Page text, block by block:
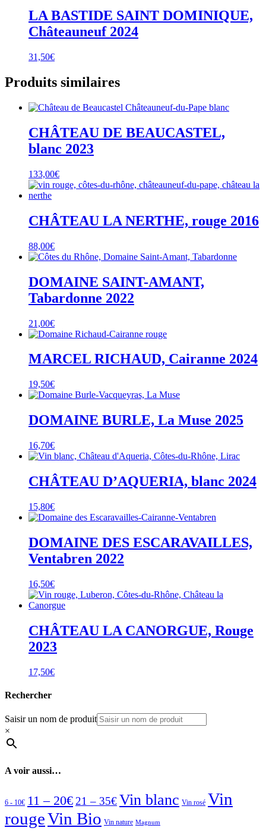
LA BASTIDE SAINT DOMINIQUE,
Châteauneuf 2024
31,50€
Produits similaires
CHÂTEAU DE BEAUCASTEL,
blanc 2023
133,00€
CHÂTEAU LA NERTHE, rouge 2016
88,00€
DOMAINE SAINT-AMANT,
Tabardonne 2022
21,00€
MARCEL RICHAUD, Cairanne 2024
19,50€
DOMAINE BURLE, La Muse 2025
16,70€
CHÂTEAU D’AQUERIA, blanc 2024
15,80€
DOMAINE DES ESCARAVAILLES,
Ventabren 2022
16,50€
CHÂTEAU LA CANORGUE, Rouge
2023
17,50€
Rechercher
Saisir un nom de produit
×
A voir aussi…
6 - 10€ 11 – 20€ 21 – 35€Vin blanc Vin rosé Vin
rougeVin Bio Vin nature Magnum